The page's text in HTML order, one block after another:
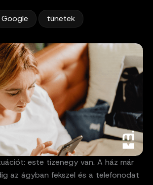
Google tünetek
este tizenegy van. A ház már
az ágyban fekszel és a telefonodat